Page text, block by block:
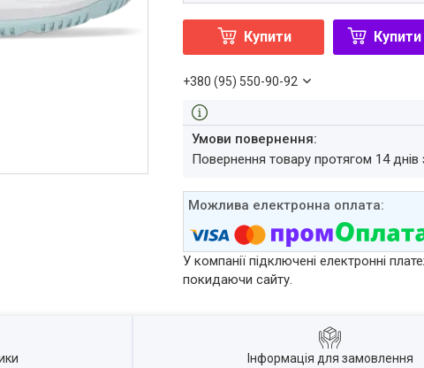
Купити Купити
+380 (95) 550-90-92
повернення товару протягом 14 днів
У компанії підключені електронні
покидаючи сайту.
Інформація для замовлення